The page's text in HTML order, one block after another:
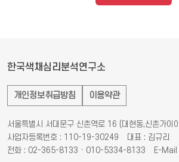
한국색채심리분석연구소
개인정보취급방침 이용약관
서울특별시 서대문구 신촌역로 16 (대현동,신촌가
사업자등록번호 : 110-19-30249
대표 : 김규리
전화 : 02-365-8133 · 010-5334-8133
E-